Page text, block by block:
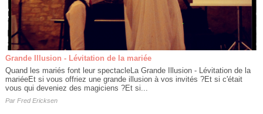
Grande Illusion - Lévitation de la mariée
Quand les mariés font leur spectacleLa Grande Illusion - Lévitation de la
mariéeEt si vous offriez une grande illusion à vos invités ?Et si c'était
vous qui deveniez des magiciens ?Et si...
Par Fred Ericksen